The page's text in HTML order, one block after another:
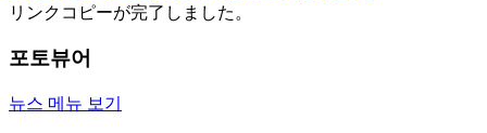
リンクコピーが完了しました。
포토뷰어
뉴스 메뉴 보기